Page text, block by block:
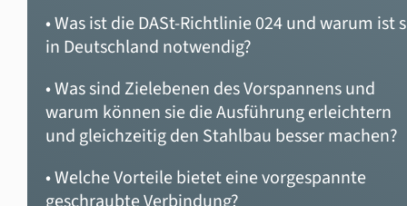
•Was ist die DASt-Richtlinie 024 und warum ist
in Deutschland notwendig?
• Was sind Zielebenen des Vorspannens und
warum können sie die Ausführung erleichtern
und gleichzeitig den Stahlbau besser machen?
• Welche Vorteile bietet eine vorgespannte